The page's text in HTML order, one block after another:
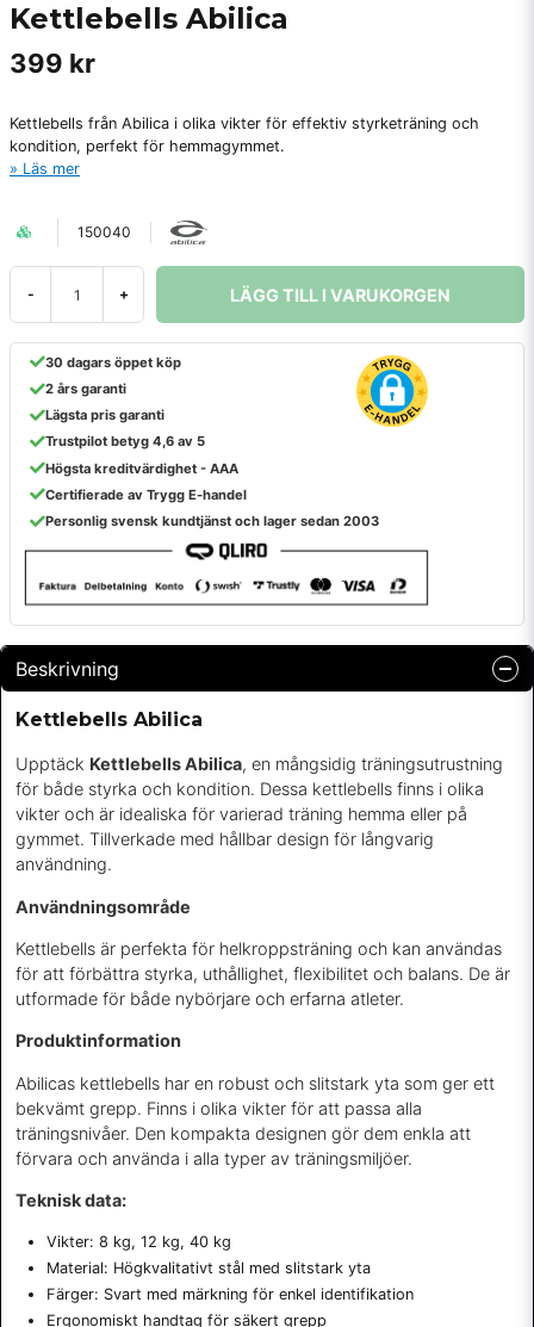
Kettlebells Abilica
399 kr
Kettlebells från Abilica i olika vikter för effektiv styrketräning och
kondition, perfekt för hemmagymmet.
Läs mer
150040
- + LÄGG TILL I VARUKORGEN
30 dagars öppet köp
2 års garanti
Lägsta pris garanti
Trustpilot betyg 4,6 av 5
Högsta kreditvärdighet - AAA
Certifierade av Trygg E-handel
Personlig svensk kundtjänst och lager sedan 2003
Beskrivning
Kettlebells Abilica
Upptäck Kettlebells Abilica, en mångsidig träningsutrustning
för både styrka och kondition. Dessa kettlebells finns i olika
vikter och är idealiska för varierad träning hemma eller på
gymmet. Tillverkade med hållbar design för långvarig
användning.
Användningsområde
Kettlebells är perfekta för helkroppsträning och kan användas
för att förbättra styrka, uthållighet, flexibilitet och balans. De är
utformade för både nybörjare och erfarna atleter.
Produktinformation
Abilicas kettlebells har en robust och slitstark yta som ger ett
bekvämt grepp. Finns i olika vikter för att passa alla
träningsnivåer. Den kompakta designen gör dem enkla att
förvara och använda i alla typer av träningsmiljöer.
Teknisk data:
Vikter: 8 kg, 12 kg, 40 kg
Material: Högkvalitativt stål med slitstark yta
Färger: Svart med märkning för enkel identifikation
Ergonomiskt handtag för säkert grepp